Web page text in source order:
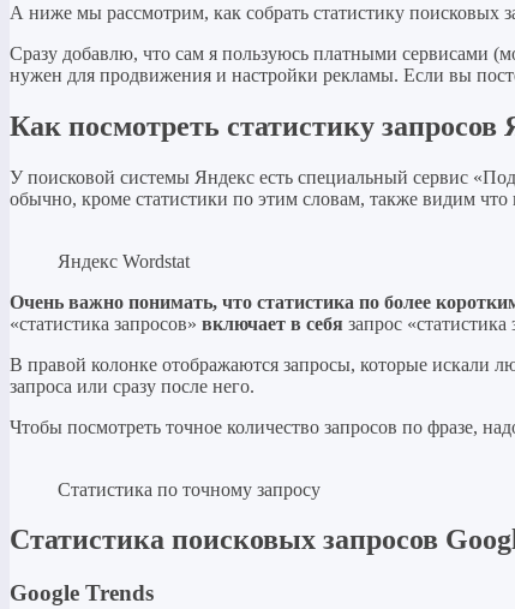
А ниже мы рассмотрим, как собрать статистику поисковых
Сразу добавлю, что сам я пользуюсь платными сервисами
нужен для продвижения и настройки рекламы. Если вы
Как посмотреть статистику запросов
У поисковой системы Яндекс есть специальный сервис
обычно, кроме статистики по этим словам, также видим что
Яндекс Wordstat
Очень важно понимать, что статистика по более
«статистика запросов» включает в себя запрос
В правой колонке отображаются запросы, которые искали
запроса или сразу после него.
Чтобы посмотреть точное количество запросов по фразе,
Статистика по точному запросу
Статистика поисковых запросов
Google Trends